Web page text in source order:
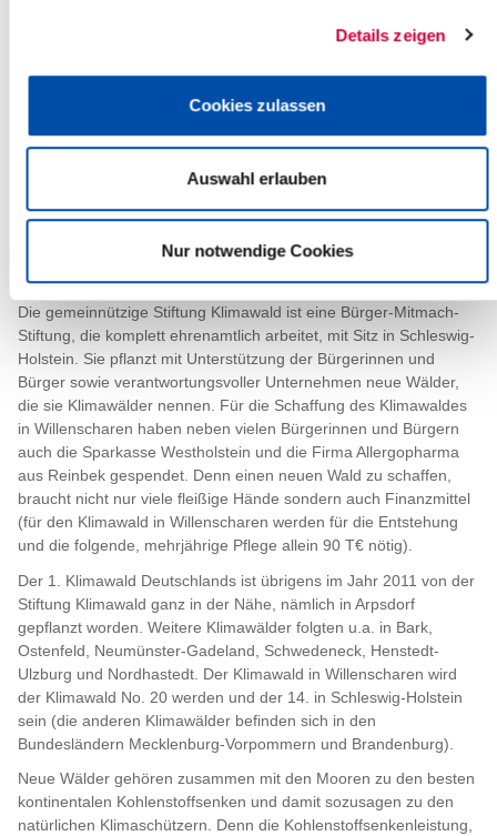
Details zeigen
Cookies zulassen
Auswahl erlauben
Nur notwendige Cookies
Menschen, sondern auch lebendiger Klimaschutz. Denn beim
Kohlenstoff in der zuwachsenden Holzmasse. Das hilft den
Klimawandel etwas abzubremsen“, ergänzt das Vorstandsmitglied
der Klimawald von Beginn an allen Interessierten offen, auch für
eine Erkundungstour, zum Genießen oder auch für ein kleines
zurückgebaut werden wird, extra eine große selbstschließende
Klapptür eingebaut worden.
Die gemeinnützige Stiftung Klimawald ist eine Bürger-Mitmach-
Stiftung, die komplett ehrenamtlich arbeitet, mit Sitz in Schleswig-
Holstein. Sie pflanzt mit Unterstützung der Bürgerinnen und
Bürger sowie verantwortungsvoller Unternehmen neue Wälder,
die sie Klimawälder nennen. Für die Schaffung des Klimawaldes
in Willenscharen haben neben vielen Bürgerinnen und Bürgern
auch die Sparkasse Westholstein und die Firma Allergopharma
aus Reinbek gespendet. Denn einen neuen Wald zu schaffen,
braucht nicht nur viele fleißige Hände sondern auch Finanzmittel
(für den Klimawald in Willenscharen werden für die Entstehung
und die folgende, mehrjährige Pflege allein 90 T€ nötig).
Der 1. Klimawald Deutschlands ist übrigens im Jahr 2011 von der
Stiftung Klimawald ganz in der Nähe, nämlich in Arpsdorf
gepflanzt worden. Weitere Klimawälder folgten u.a. in Bark,
Ostenfeld, Neumünster-Gadeland, Schwedeneck, Henstedt-
Ulzburg und Nordhastedt. Der Klimawald in Willenscharen wird
der Klimawald No. 20 werden und der 14. in Schleswig-Holstein
sein (die anderen Klimawälder befinden sich in den
Bundesländern Mecklenburg-Vorpommern und Brandenburg).
Neue Wälder gehören zusammen mit den Mooren zu den besten
kontinentalen Kohlenstoffsenken und damit sozusagen zu den
natürlichen Klimaschützern. Denn die Kohlenstoffsenkenleistung,